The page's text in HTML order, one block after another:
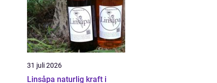
31 juli 2026
Linsåpa naturlig kraft i